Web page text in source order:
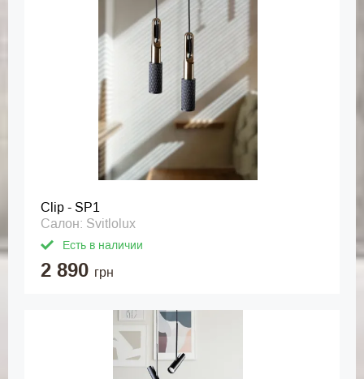
Clip - SP1
Салон: Svitlolux
Есть в наличии
2 890 грн